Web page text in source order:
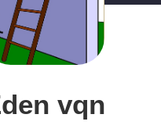
vqn